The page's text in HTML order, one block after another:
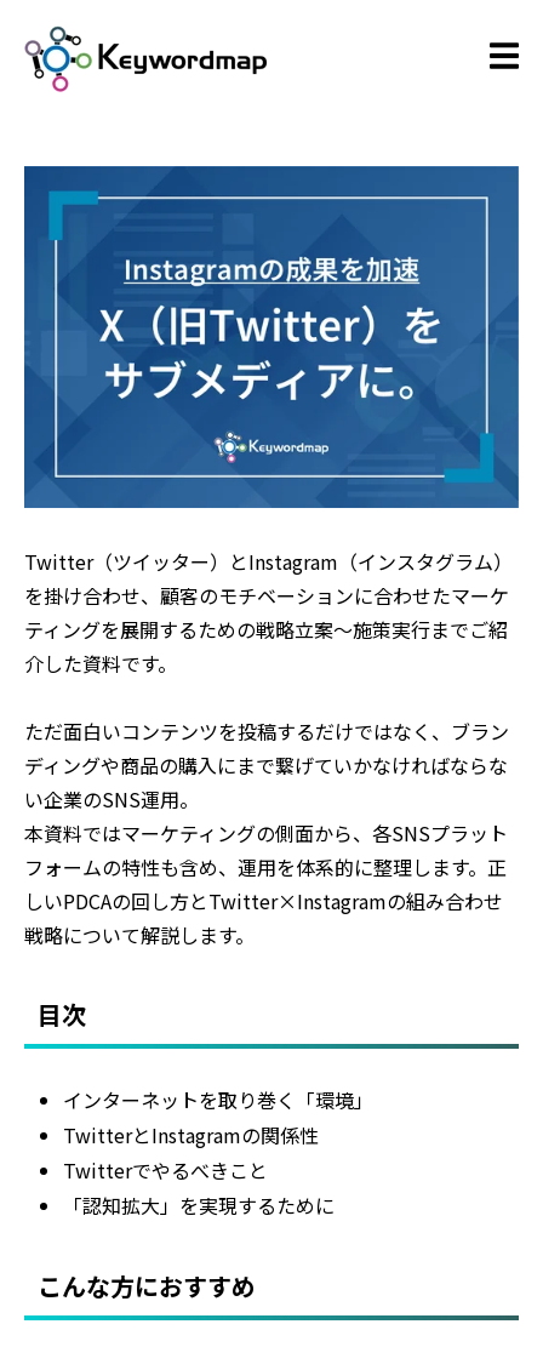
Twitter（ツイッター）とInstagram（インスタグラム）
を掛け合わせ、顧客のモチベーションに合わせたマーケ
ティングを展開するための戦略立案～施策実行までご紹
介した資料です。
ただ面白いコンテンツを投稿するだけではなく、ブラン
ディングや商品の購入にまで繋げていかなければならな
い企業のSNS運用。
本資料ではマーケティングの側面から、各SNSプラット
フォームの特性も含め、運用を体系的に整理します。正
しいPDCAの回し方とTwitter×Instagramの組み合わせ
戦略について解説します。
目次
インターネットを取り巻く「環境」
TwitterとInstagramの関係性
Twitterでやるべきこと
「認知拡大」を実現するために
こんな方におすすめ